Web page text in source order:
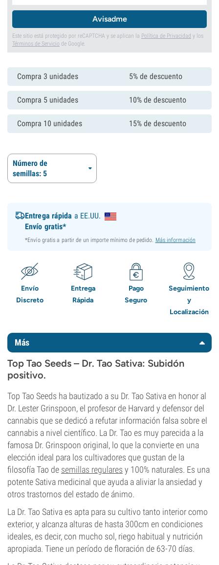
Avisadme
Este sitio está protegido por reCAPTCHA y se aplican la Política de Privacidad y los
Términos de Servicio de Google.
Compra 3 unidades 5% de descuento
Compra 5 unidades 10% de descuento
Compra 10 unidades 15% de descuento
Número de
semillas: 5
Entrega rápida a EE.UU.
Envío gratis*
*Envío gratis a partir de un importe mínimo de pedido. Más información
Envío
Discreto
Entrega
Rápida
Pago
Seguro
Seguimiento
y
Localización
Más
Top Tao Seeds – Dr. Tao Sativa: Subidón
positivo.
Top Tao Seeds ha bautizado a su Dr. Tao Sativa en honor al
Dr. Lester Grinspoon, el profesor de Harvard y defensor del
cannabis que se dedicó a refutar información falsa sobre el
cannabis a nivel científico. La Dr. Tao es muy parecida a la
famosa Dr. Grinspoon original, lo que la convierte en una
elección ideal para los cultivadores que gustan de la
filosofía Tao de semillas regulares y 100% naturales. Es una
potente Sativa medicinal que ayuda a aliviar la ansiedad y
otros trastornos del estado de ánimo.
La Dr. Tao Sativa es apta para su cultivo tanto interior como
exterior, y alcanza alturas de hasta 300cm en condiciones
ideales, es decir, con mucho sol, riego habitual y nutrición
apropiada. Tiene un período de floración de 63-70 días.